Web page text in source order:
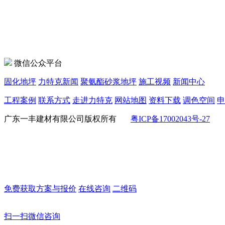
微信公众平台
固化地坪 力特克新闻 聚氨酯砂浆地坪 施工视频 新闻中心
工程案例 联系方式 走进力特克 网站地图 资料下载 调色空间
广东一丰建材有限公司版权所有 粤ICP备17002043号-27
免费获取方案与报价 在线咨询 二维码
扫一扫微信咨询